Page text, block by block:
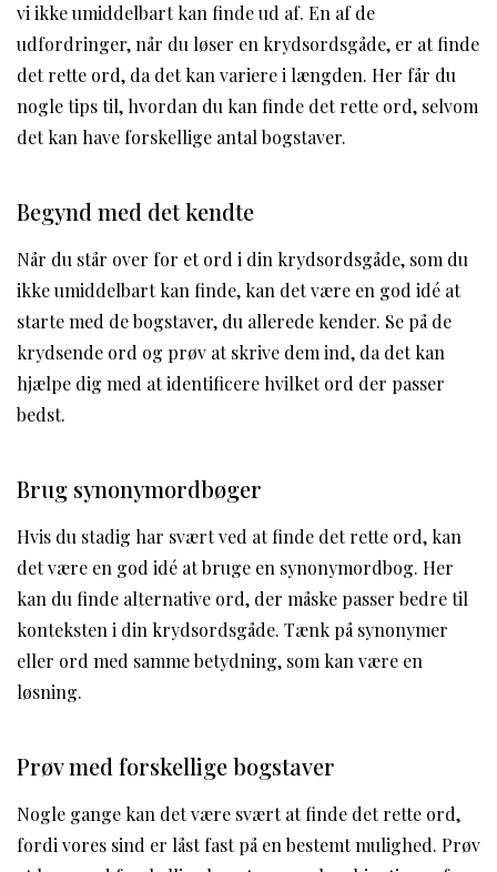
vi ikke umiddelbart kan finde ud af. En af de
udfordringer, når du løser en krydsordsgåde, er at finde
det rette ord, da det kan variere i længden. Her får du
nogle tips til, hvordan du kan finde det rette ord, selvom
det kan have forskellige antal bogstaver.
Begynd med det kendte
Når du står over for et ord i din krydsordsgåde, som du
ikke umiddelbart kan finde, kan det være en god idé at
starte med de bogstaver, du allerede kender. Se på de
krydsende ord og prøv at skrive dem ind, da det kan
hjælpe dig med at identificere hvilket ord der passer
bedst.
Brug synonymordbøger
Hvis du stadig har svært ved at finde det rette ord, kan
det være en god idé at bruge en synonymordbog. Her
kan du finde alternative ord, der måske passer bedre til
konteksten i din krydsordsgåde. Tænk på synonymer
eller ord med samme betydning, som kan være en
løsning.
Prøv med forskellige bogstaver
Nogle gange kan det være svært at finde det rette ord,
fordi vores sind er låst fast på en bestemt mulighed. Prøv